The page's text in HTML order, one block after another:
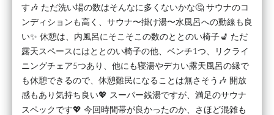
す🎶 ただ洗い場の数はそんなに多くないかな🤔 サウナのコ
ンディションも高く、サウナ〜掛け湯〜水風呂への動線も良
い✨ 休憩は、内風呂にそこそこの数のととのい椅子💺 ただ
露天スペースにはととのい椅子の他、ベンチ1つ、リクライ
ニングチェア5つあり、他にも寝湯やデカい露天風呂の縁で
も休憩できるので、休憩難民になることは無さそう🎶 開放
感もあり気持ち良い💖 スーパー銭湯ですが、満足のサウナ
スペックです💖 今回時間帯が良かったのか、さほど混雑も